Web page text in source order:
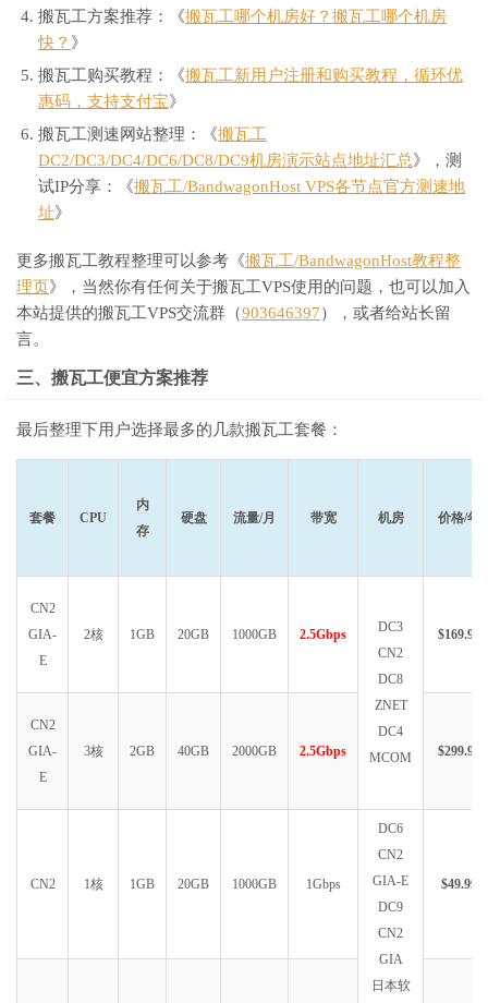
搬瓦工方案推荐：《搬瓦工哪个机房好？搬瓦工哪个机房
快？ 》
搬瓦工购买教程：《搬瓦工新用户注册和购买教程，循环优
惠码，支持支付宝》
搬瓦工测速网站整理：《搬瓦工
DC2/DC3/DC4/DC6/DC8/DC9机房演示站点地址汇总》，测
试IP分享：《搬瓦工/BandwagonHost VPS各节点官方测速地
址》
更多搬瓦工教程整理可以参考《搬瓦工/BandwagonHost教程整
理页》，当然你有任何关于搬瓦工VPS使用的问题，也可以加入
本站提供的搬瓦工VPS交流群（903646397），或者给站长留
言。
三、搬瓦工便宜方案推荐
最后整理下用户选择最多的几款搬瓦工套餐：
套餐 CPU
内
存
硬盘 流量/月 带宽 机房 价格/年
CN2
GIA-
E
2核 1GB 20GB 1000GB 2.5Gbps
DC3
CN2
DC8
ZNET
DC4
MCOM
$169.99
CN2
GIA-
E
3核 2GB 40GB 2000GB 2.5Gbps $299.99
CN2 1核 1GB 20GB 1000GB 1Gbps
DC6
CN2
GIA-E
DC9
CN2
GIA
日本软
$49.99